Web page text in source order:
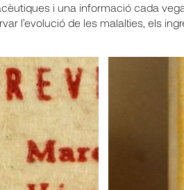
i una informació cada
l’evolució de les malalties, els